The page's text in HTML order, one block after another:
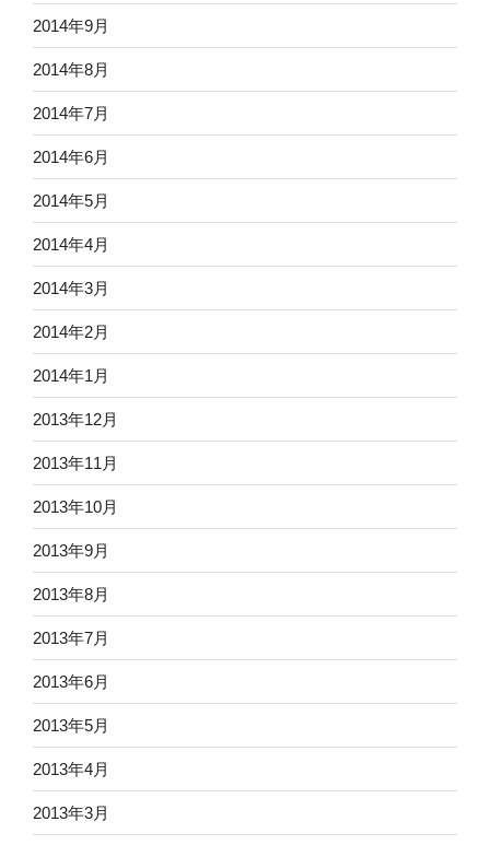
2014年9月
2014年8月
2014年7月
2014年6月
2014年5月
2014年4月
2014年3月
2014年2月
2014年1月
2013年12月
2013年11月
2013年10月
2013年9月
2013年8月
2013年7月
2013年6月
2013年5月
2013年4月
2013年3月